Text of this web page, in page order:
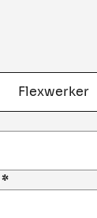
Flexwerker
*